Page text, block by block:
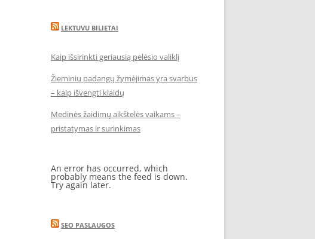
LEKTUVU BILIETAI
Kaip išsirinkti geriausią pelėsio valiklį
Žieminių padangų žymėjimas yra svarbus
– kaip išvengti klaidų
Medinės žaidimų aikštelės vaikams –
pristatymas ir surinkimas
An error has occurred, which
probably means the feed is down.
Try again later.
SEO PASLAUGOS